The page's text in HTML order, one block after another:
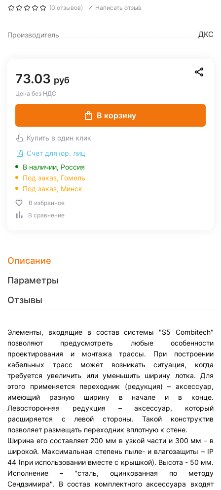
(0 отзывов) Написать отзыв
Производитель ДКС
73.03 руб
Цена без НДС
В корзину
Купить в один клик
Счет для юр. лиц
В наличии, Россия
Под заказ, Гомель
Под заказ, Минск
В избранное
В сравнение
Описание
Параметры
Отзывы
Элементы, входящие в состав системы "S5 Combitech"
позволяют предусмотреть любые особенности
проектирования и монтажа трассы. При построении
кабельных трасс может возникать ситуация, когда
требуется увеличить или уменьшить ширину лотка. Для
этого применяется переходник (редукция) – аксессуар,
имеющий разную ширину в начале и в конце.
Левосторонняя редукция – аксессуар, который
расширяется с левой стороны. Такой конструктив
позволяет размещать переходник вплотную к стене.
Ширина его составляет 200 мм в узкой части и 300 мм – в
широкой. Максимальная степень пыле- и влагозащиты – IP
44 (при использовании вместе с крышкой). Высота - 50 мм.
Исполнение – "сталь, оцинкованная по методу
Сендзимира". В состав комплектного аксессуара входят